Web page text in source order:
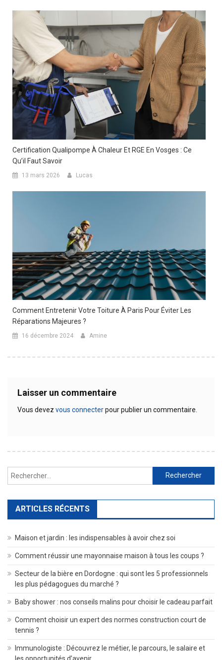
Certification Qualipompe À Chaleur Et RGE En Vosges : Ce
Qu’il Faut Savoir
13 mars 2026 Lucas
Comment Entretenir Votre Toiture À Paris Pour Éviter Les
Réparations Majeures ?
16 décembre 2024 Amine
Laisser un commentaire
Vous devez vous connecterpour publier un commentaire.
Rechercher :
ARTICLES RÉCENTS
Maison et jardin : les indispensables à avoir chez soi
Comment réussir une mayonnaise maison à tous les coups ?
Secteur de la bière en Dordogne : qui sont les 5 professionnels
les plus pédagogues du marché ?
Baby shower : nos conseils malins pour choisir le cadeau parfait
Comment choisir un expert des normes construction court de
tennis ?
Immunologiste : Découvrez le métier, le parcours, le salaire et
les opportunités d’avenir